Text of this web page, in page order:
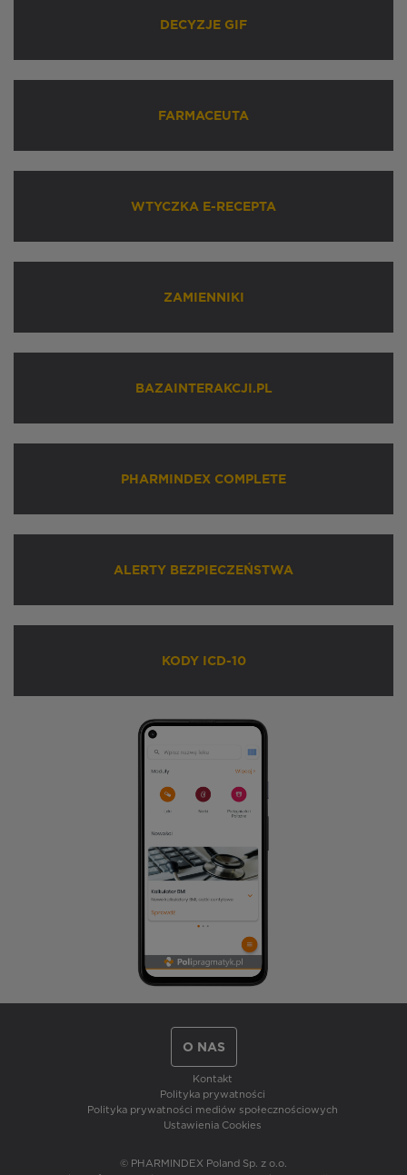
DECYZJE GIF
FARMACEUTA
WTYCZKA E-RECEPTA
ZAMIENNIKI
BAZAINTERAKCJI.PL
PHARMINDEX COMPLETE
ALERTY BEZPIECZEŃSTWA
KODY ICD-10
O NAS
Kontakt
Polityka prywatności
Polityka prywatności mediów społecznościowych
Ustawienia Cookies
© PHARMINDEX Poland Sp. z o.o.